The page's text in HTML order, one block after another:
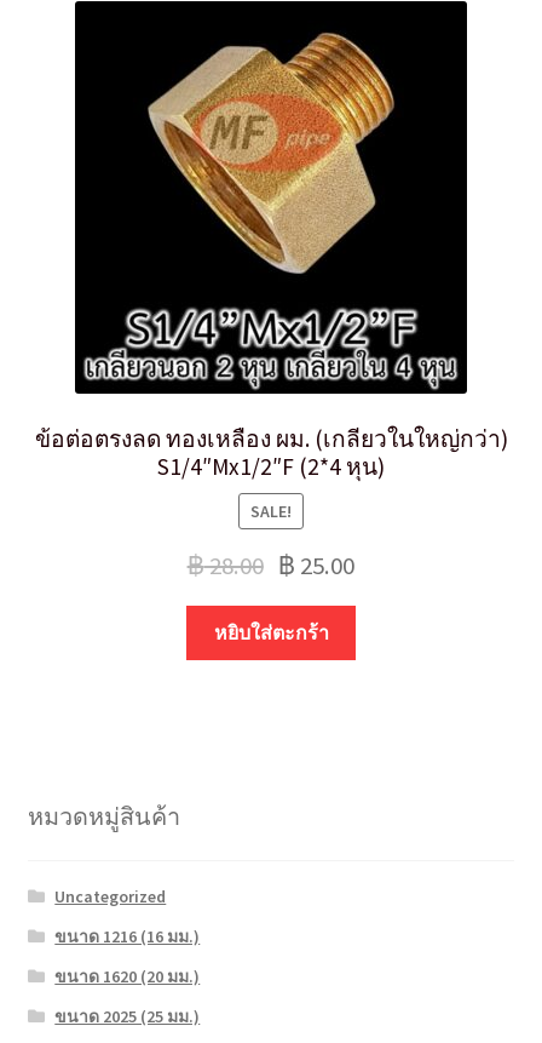
ข้อต่อตรงลด ทองเหลือง ผม. (เกลียวในใหญ่กว่า)
S1/4″Mx1/2″F (2*4 หุน)
SALE!
฿28.00 ฿ 25.00
หยิบใส่ตะกร้า
หมวดหมู่สินค้า
Uncategorized
ขนาด 1216 (16 มม.)
ขนาด 1620 (20 มม.)
ขนาด 2025 (25 มม.)